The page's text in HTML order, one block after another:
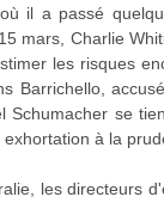
il a passé
mars, Charlie
les risques
Barrichello,
Schumacher se
à la
les directeurs